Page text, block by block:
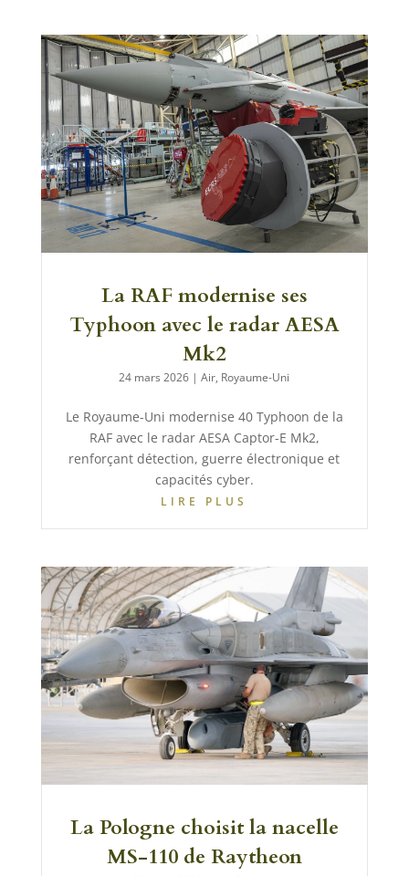
La RAF modernise ses
Typhoon avec le radar AESA
Mk2
24 mars 2026 |Air, Royaume-Uni
Le Royaume-Uni modernise 40 Typhoon de la
RAF avec le radar AESA Captor-E Mk2,
renforçant détection, guerre électronique et
capacités cyber.
LIRE PLUS
La Pologne choisit la nacelle
MS-110 de Raytheon